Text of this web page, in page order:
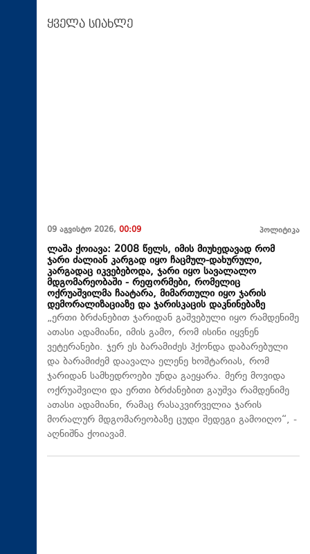
ყველა სიახლე
09 აგვისტო 2026, 00:09 პოლიტიკა
ლაშა ქოიავა: 2008 წელს, იმის მიუხედავად რომ
ჯარი ძალიან კარგად იყო ჩაცმულ-დახურული,
კარგადაც იკვებებოდა, ჯარი იყო სავალალო
მდგომარეობაში - რეფორმები, რომელიც
ოქრუაშვილმა ჩაატარა, მიმართული იყო ჯარის
დემორალიზაციაზე და ჯარისკაცის დაკნინებაზე
„ერთი ბრძანებით ჯარიდან გაშვებული იყო რამდენიმე
ათასი ადამიანი, იმის გამო, რომ ისინი იყვნენ
ვეტერანები. ჯერ ეს ბარამიძეს ჰქონდა დაბარებული
და ბარამიძემ დაავალა ელენე ხოშტარიას, რომ
ჯარიდან სამხედროები უნდა გაეყარა. მერე მოვიდა
ოქრუაშვილი და ერთი ბრძანებით გაუშვა რამდენიმე
ათასი ადამიანი, რამაც რასაკვირველია ჯარის
მორალურ მდგომარეობაზე ცუდი შედეგი გამოიღო“, -
აღნიშნა ქოიავამ.